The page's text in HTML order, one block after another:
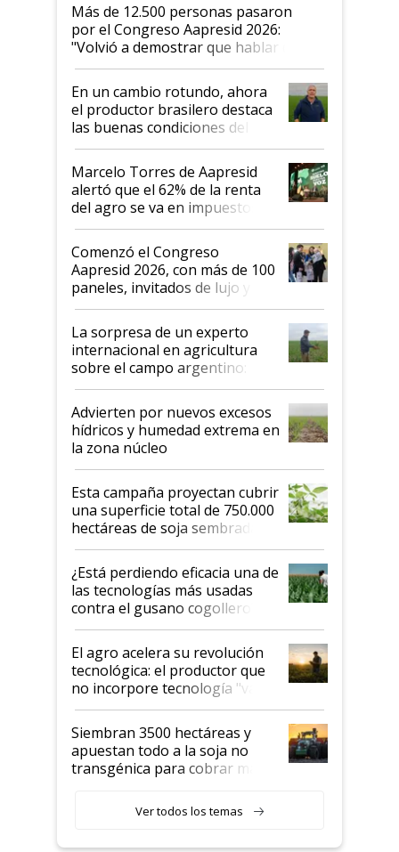
Más de 12.500 personas pasaron
por el Congreso Aapresid 2026:
"Volvió a demostrar que hablar del
suelo es hablar de todo el sistema
productivo"
En un cambio rotundo, ahora
el productor brasilero destaca
las buenas condiciones del
agro argentino para invertir:
"Los veo más motivados"
Marcelo Torres de Aapresid
alertó que el 62% de la renta
del agro se va en impuestos:
"No es bueno que en
Argentina se sigan discutiendo
las mismas cosas de hace 50
años"
Comenzó el Congreso
Aapresid 2026, con más de 100
paneles, invitados de lujo y
todas las tendencias
La sorpresa de un experto
internacional en agricultura
sobre el campo argentino:
"Estoy muy impresionado"
Advierten por nuevos excesos
hídricos y humedad extrema en
la zona núcleo
Esta campaña proyectan cubrir
una superficie total de 750.000
hectáreas de soja sembradas
con una nueva generación de
variedades que marcan un
salto tecnológico en genética y
rendimiento
¿Está perdiendo eficacia una de
las tecnologías más usadas
contra el gusano cogollero? El
desafío de una tecnología clave
El agro acelera su revolución
tecnológica: el productor que
no incorpore tecnología "va a
perder el tren"
Siembran 3500 hectáreas y
apuestan todo a la soja no
transgénica para cobrar más
Ver todos los temas